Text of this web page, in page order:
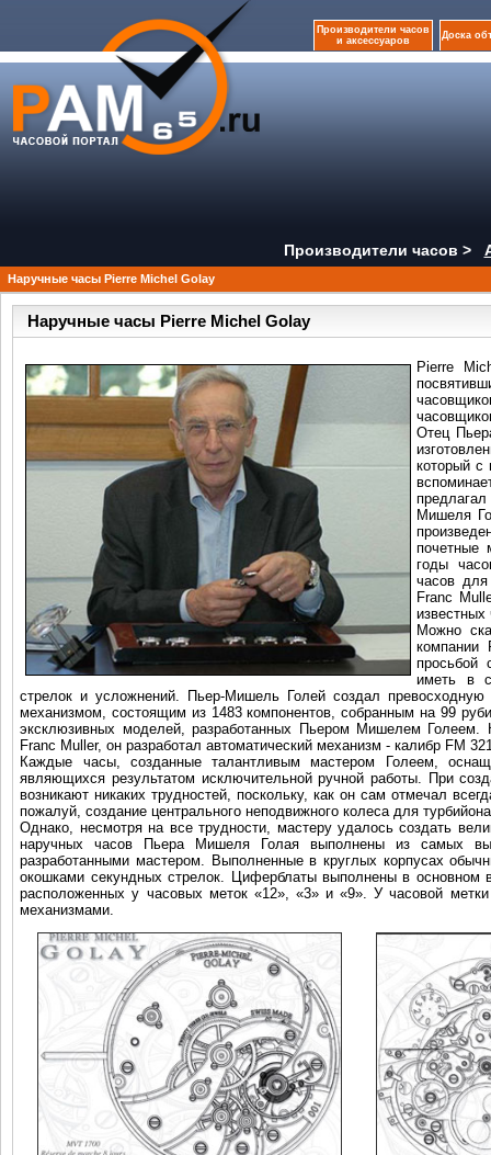
Производители часов
и аксессуаров
Доска
Производители часов >
Наручные часы Pierre Michel Golay
Наручные часы Pierre Michel Golay
Pierre
Отец
который с
Мишеля
почетные
годы
часов
Franc
Можно
компании
просьбой
иметь в
стрелок и усложнений. Пьер-Мишель Голей создал
механизмом, состоящим из 1483 компонентов, собранным на 99
эксклюзивных моделей, разработанных Пьером Мишелем
Franc Muller, он разработал автоматический механизм - калибр FM
Каждые часы, созданные талантливым мастером Голеем,
являющихся результатом исключительной ручной работы. При
возникают никаких трудностей, поскольку, как он сам отмечал
пожалуй, создание центрального неподвижного колеса для
Однако, несмотря на все трудности, мастеру удалось создать
наручных часов Пьера Мишеля Голая выполнены из самых
разработанными мастером. Выполненные в круглых корпусах
окошками секундных стрелок. Циферблаты выполнены в
расположенных у часовых меток «12», «3» и «9». У часовой
механизмами.